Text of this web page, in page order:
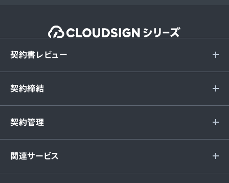
契約書レビュー
契約締結
契約管理
関連サービス